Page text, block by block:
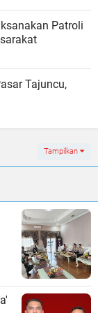
Patroli
Tajuncu,
Tampilkan